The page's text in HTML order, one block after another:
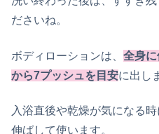
ださいね。
ボディローションは、 全身
から7プッシュを目安に出し
入浴直後や乾燥が気になる
伸ばして使います。